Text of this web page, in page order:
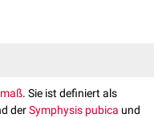
. Sie ist definiert als
derSymphysis pubica und